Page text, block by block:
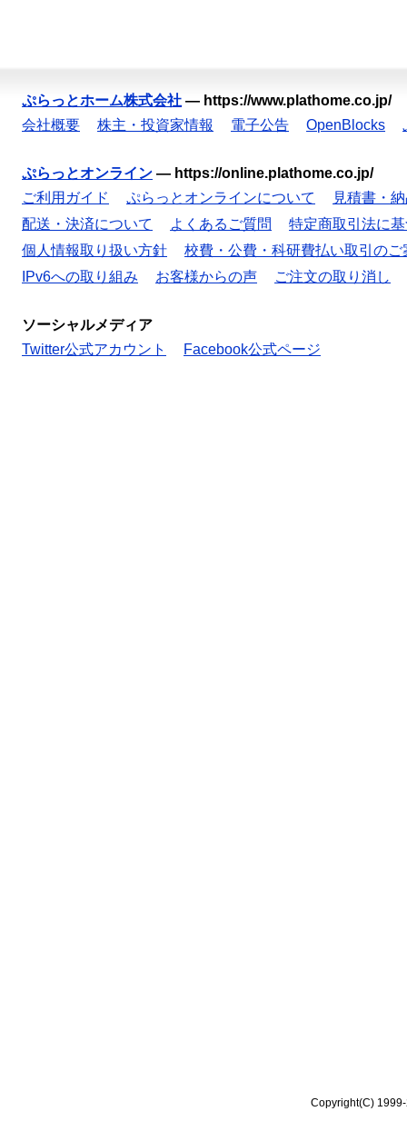
ぷらっとホーム株式会社 — https://www.plathome.co.jp/
会社概要
株主・投資家情報 電子公告 OpenBlocks
ぷらっとオンライン — https://online.plathome.co.jp/
ご利用ガイド
ぷらっとオンラインについて
見積書・
配送・決済について
よくあるご質問
特定商取引法に
個人情報取り扱い方針
校費・公費・科研費払い取引のご
IPv6への取り組み
お客様からの声 ご注文の取り消し
ソーシャルメディア
Twitter公式アカウント
Facebook公式ページ
Copyright(C)